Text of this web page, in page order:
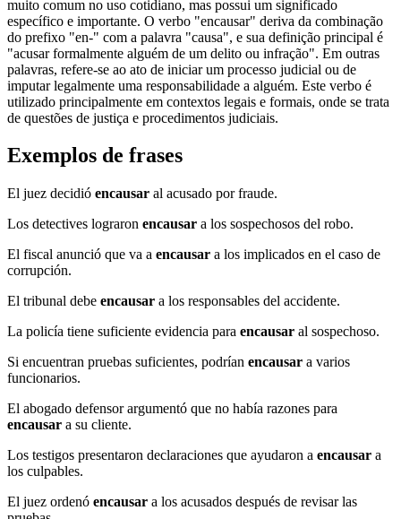
muito comum no uso cotidiano, mas possui um significado
específico e importante. O verbo "encausar" deriva da combinação
do prefixo "en-" com a palavra "causa", e sua definição principal é
"acusar formalmente alguém de um delito ou infração". Em outras
palavras, refere-se ao ato de iniciar um processo judicial ou de
imputar legalmente uma responsabilidade a alguém. Este verbo é
utilizado principalmente em contextos legais e formais, onde se trata
de questões de justiça e procedimentos judiciais.
Exemplos de frases
El juez decidió encausar al acusado por fraude.
Los detectives lograron encausar a los sospechosos del robo.
El fiscal anunció que va a encausar a los implicados en el caso de
corrupción.
El tribunal debe encausar a los responsables del accidente.
La policía tiene suficiente evidencia para encausar al sospechoso.
Si encuentran pruebas suficientes, podrían encausar a varios
funcionarios.
El abogado defensor argumentó que no había razones para
encausar a su cliente.
Los testigos presentaron declaraciones que ayudaron a encausar a
los culpables.
El juez ordenó encausar a los acusados después de revisar las